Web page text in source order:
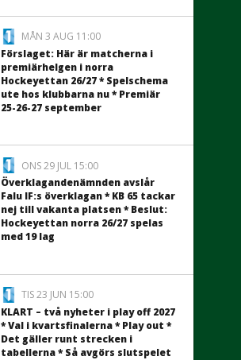
MÅN 3 AUG 11:00
Förslaget: Här är matcherna i
premiärhelgen i norra
Hockeyettan 26/27 * Spelschema
ute hos klubbarna nu * Premiär
25-26-27 september
ONS 29 JUL 15:00
Överklagandenämnden avslår
Falu IF:s överklagan * KB 65 tackar
nej till vakanta platsen * Beslut:
Hockeyettan norra 26/27 spelas
med 19 lag
TIS 23 JUN 15:00
KLART – två nyheter i play off 2027
* Val i kvartsfinalerna * Play out *
Det gäller runt strecken i
tabellerna * Så avgörs slutspelet